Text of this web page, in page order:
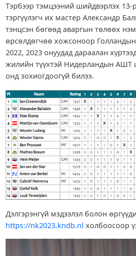
Тэрбээр тэмцээний шийдвэрлэх 13-
тэргүүлэгч их мастер Александр
тэнцсэн бөгөөд аваргын төлөөх
өрсөлдөгчөө хожсоноор
2022, 2023 онуудад дараалан
жилийн түүхтэй Нидерландын АШТ
онд зохиогдоогүй билээ.
Дэлгэрэнгүй мэдээлэл болон
https://nk2023.kndb.nl холбоосоор